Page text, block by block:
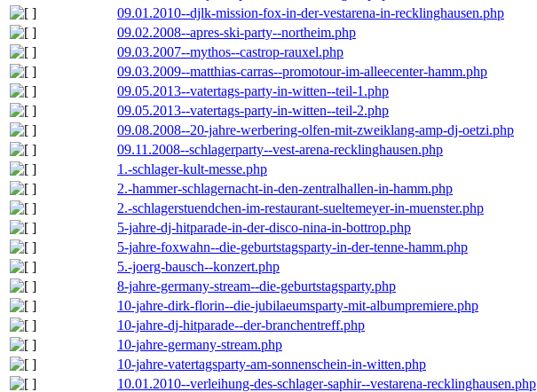
09.01.2010--djlk-mission-fox-in-der-vestarena-in-recklinghausen.php
09.02.2008--apres-ski-party--northeim.php
09.03.2007--mythos--castrop-rauxel.php
09.03.2009--matthias-carras--promotour-im-alleecenter-hamm.php
09.05.2013--vatertags-party-in-witten--teil-1.php
09.05.2013--vatertags-party-in-witten--teil-2.php
09.08.2008--20-jahre-werbering-olfen-mit-zweiklang-amp-dj-oetzi.php
09.11.2008--schlagerparty--vest-arena-recklinghausen.php
1.-schlager-kult-messe.php
2.-hammer-schlagernacht-in-den-zentralhallen-in-hamm.php
2.-schlagerstuendchen-im-restaurant-sueltemeyer-in-muenster.php
5-jahre-dj-hitparade-in-der-disco-nina-in-bottrop.php
5-jahre-foxwahn--die-geburtstagsparty-in-der-tenne-hamm.php
5.-joerg-bausch--konzert.php
8-jahre-germany-stream--die-geburtstagsparty.php
10-jahre-dirk-florin--die-jubilaeumsparty-mit-albumpremiere.php
10-jahre-dj-hitparade--der-branchentreff.php
10-jahre-germany-stream.php
10-jahre-vatertagsparty-am-sonnenschein-in-witten.php
10.01.2010--verleihung-des-schlager-saphir--vestarena-recklinghausen.php